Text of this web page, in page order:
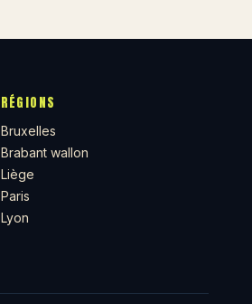
RÉGIONS
Bruxelles
Brabant wallon
Liège
Paris
Lyon